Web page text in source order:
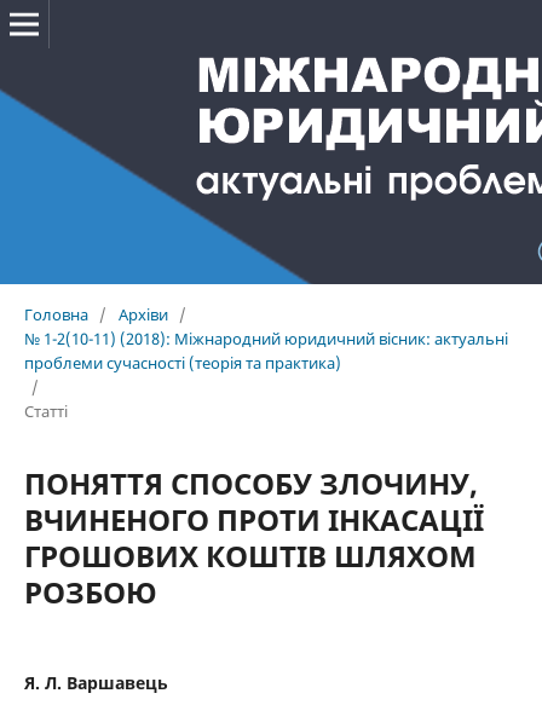
Головна / Архіви /
№ 1-2(10-11) (2018): Міжнародний юридичний вісник: актуальні
проблеми сучасності (теорія та практика)
/
Статті
ПОНЯТТЯ СПОСОБУ ЗЛОЧИНУ,
ВЧИНЕНОГО ПРОТИ ІНКАСАЦІЇ
ГРОШОВИХ КОШТІВ ШЛЯХОМ
РОЗБОЮ
Я. Л. Варшавець